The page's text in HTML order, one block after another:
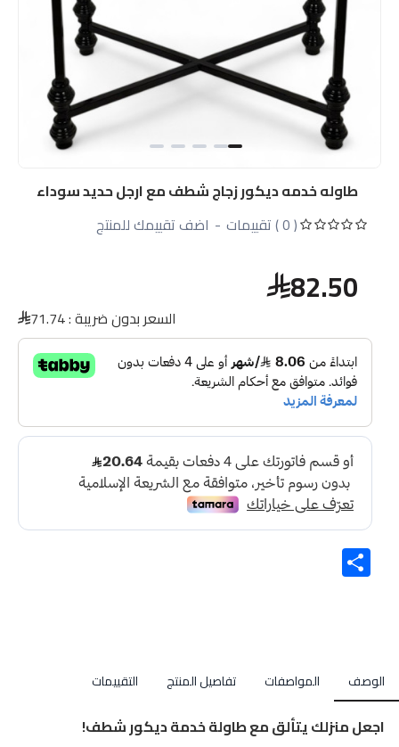
طاوله خدمه ديكور زجاج شطف مع ارجل حديد سوداء
( 0 ) تقييمات
- اضف تقييمك للمنتج
82.50
السعر بدون ضريبة :71.74
Share
الوصف المواصفات تفاصيل المنتج التقييمات
اجعل منزلك يتألق مع طاولة خدمة ديكور شطف!